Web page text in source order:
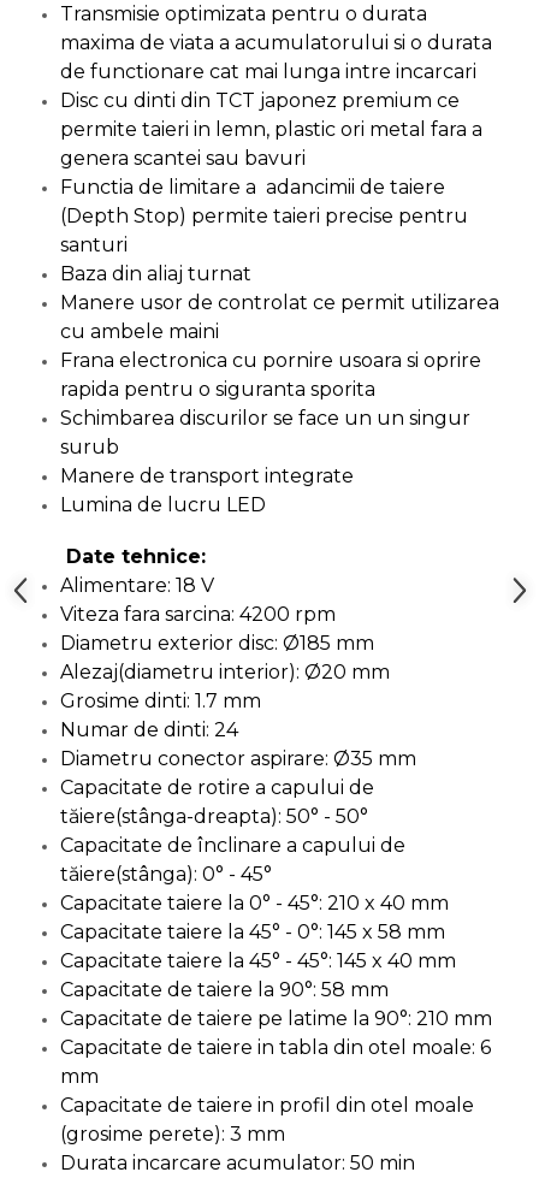
Adaptoare Pentru Biti
Indoit Tevi
Ciocane Profesionale
Pile Metalice
Clesti
Scule Electrician
Subler
Topoare & Toporisti
Sarpe Desfundat Tevi
Nivele
Ruleta de Masurat
Amortizoare Hidraulice
Dalta si dornuri
Rigla de Masurat Pentru
Scule Unelte Accesorii
Unelte de Zugravit
Roata de Masurat
Lacate & Incuietori
Scripete Manual
Banc de lucru – tamplarie
Transpalet / carucior
transport marfa
Perie de Sarma
Capsator Manual
Poansoane Cifre & Litere
Adaptor Unghiular
Bormasina
Nicovala fierarie
Chei
Scari
Protectia Muncii
Transmisie optimizata pentru o durata
maxima de viata a acumulatorului si o durata
de functionare cat mai lunga intre incarcari
Disc cu dinti din TCT japonez premium ce
permite taieri in lemn, plastic ori metal fara a
genera scantei sau bavuri
Functia de limitare a adancimii de taiere
(Depth Stop) permite taieri precise pentru
santuri
Baza din aliaj turnat
Manere usor de controlat ce permit utilizarea
cu ambele maini
Frana electronica cu pornire usoara si oprire
rapida pentru o siguranta sporita
Schimbarea discurilor se face un un singur
surub
Manere de transport integrate
Lumina de lucru LED
Date tehnice:
Alimentare: 18 V
Viteza fara sarcina: 4200 rpm
Diametru exterior disc: Ø185 mm
Alezaj(diametru interior): Ø20 mm
Grosime dinti: 1.7 mm
Numar de dinti: 24
Diametru conector aspirare: Ø35 mm
Capacitate de rotire a capului de
tăiere(stânga-dreapta): 50° - 50°
Capacitate de înclinare a capului de
tăiere(stânga): 0° - 45°
Capacitate taiere la 0° - 45°: 210 x 40 mm
Capacitate taiere la 45° - 0°: 145 x 58 mm
Capacitate taiere la 45° - 45°: 145 x 40 mm
Capacitate de taiere la 90°: 58 mm
Capacitate de taiere pe latime la 90°: 210 mm
Capacitate de taiere in tabla din otel moale: 6
mm
Capacitate de taiere in profil din otel moale
(grosime perete): 3 mm
Durata incarcare acumulator: 50 min